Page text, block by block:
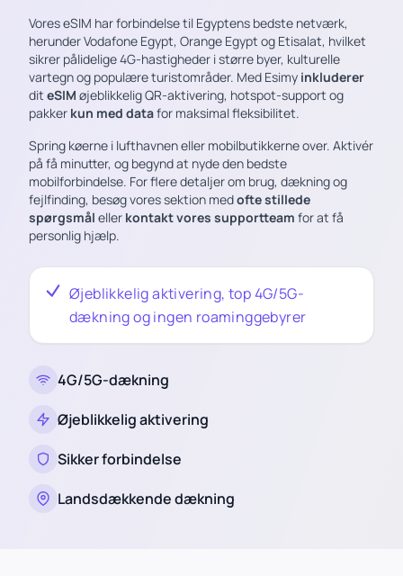
Vores eSIM har forbindelse til Egyptens bedste netværk,
herunder Vodafone Egypt, Orange Egypt og Etisalat, hvilket
sikrer pålidelige 4G-hastigheder i større byer, kulturelle
vartegn og populære turistområder. Med Esimy inkluderer
dit eSIM øjeblikkelig QR-aktivering, hotspot-support og
pakker kun med datafor maksimal fleksibilitet.
Spring køerne i lufthavnen eller mobilbutikkerne over. Aktivér
på få minutter, og begynd at nyde den bedste
mobilforbindelse. For flere detaljer om brug, dækning og
fejlfinding, besøg vores sektion medofte stillede
spørgsmål eller kontakt vores supportteam for at få
personlig hjælp.
Øjeblikkelig aktivering, top 4G/5G-
dækning og ingen roaminggebyrer
4G/5G-dækning
Øjeblikkelig aktivering
Sikker forbindelse
Landsdækkende dækning